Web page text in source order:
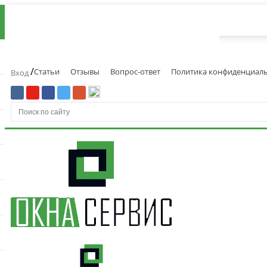
Вход/Статьи Отзывы Вопрос-ответ Политика